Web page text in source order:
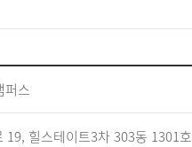
퍼스
19, 힐스테이트3차 303동 1301호